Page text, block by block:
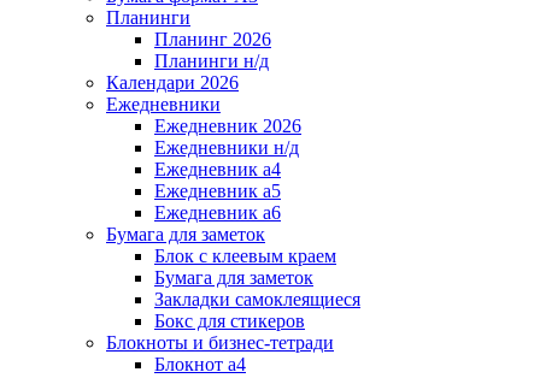
Планинги
Планинг 2026
Планинги н/д
Календари 2026
Ежедневники
Ежедневник 2026
Ежедневники н/д
Ежедневник а4
Ежедневник а5
Ежедневник а6
Бумага для заметок
Блок с клеевым краем
Бумага для заметок
Закладки самоклеящиеся
Бокс для стикеров
Блокноты и бизнес-тетради
Блокнот а4